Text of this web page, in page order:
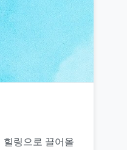
링으로 끌어올